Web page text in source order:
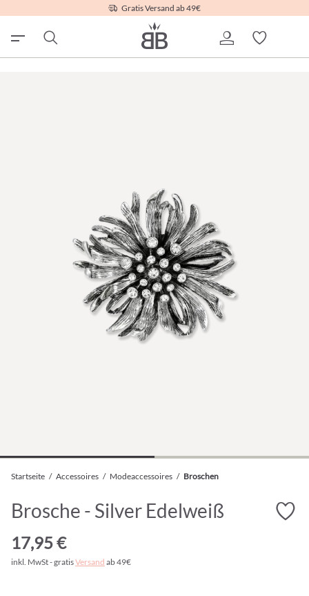
Gratis Versand ab 49€
Startseite / Accessoires / Modeaccessoires / Broschen
Brosche - Silver Edelweiß
17,95 €
inkl. MwSt - gratisVersand ab 49€